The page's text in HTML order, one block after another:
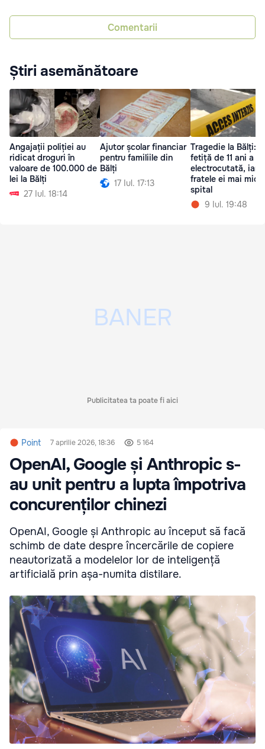
Comentarii
Știri asemănătoare
Angajații poliției au
ridicat droguri în
valoare de 100.000 de
lei la Bălți
27 Iul. 18:14
Ajutor școlar financiar
pentru familiile din
Bălți
17 Iul. 17:13
Tragedie la Bălți: O
fetiță de 11 ani a
electrocutată, iar
fratele ei mai mic
spital
9 Iul. 19:48
Publicitatea ta poate fi aici
Point 7 aprilie 2026, 18:36 5 164
OpenAI, Google și Anthropic s-
au unit pentru a lupta împotriva
concurenților chinezi
OpenAI, Google și Anthropic au început să facă
schimb de date despre încercările de copiere
neautorizată a modelelor lor de inteligență
artificială prin așa-numita distilare.